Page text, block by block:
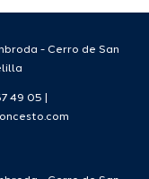
2026/27
- Cerro de San
49 05 |